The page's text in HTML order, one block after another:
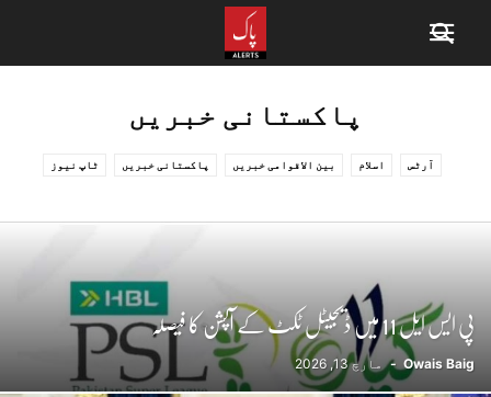
پاکستانی خبریں
آرٹس اسلام بین الاقوامی خبریں پاکستانی خبریں ٹاپ نیوز
کھانے کی ترکیبیں کھیل
پی ایس ایل 11 میں ڈیجیٹل ٹکٹ کے آپشن کا فیصلہ
Owais Baig
- مارچ 13, 2026